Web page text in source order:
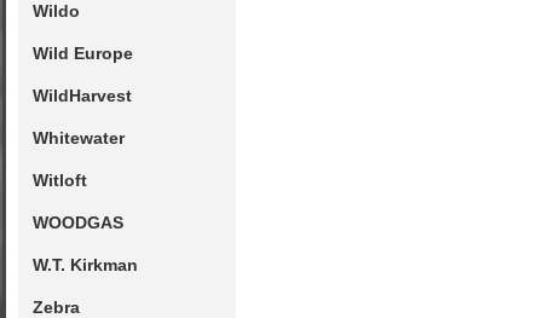
Wildo
Wild Europe
WildHarvest
Whitewater
Witloft
WOODGAS
W.T. Kirkman
Zebra